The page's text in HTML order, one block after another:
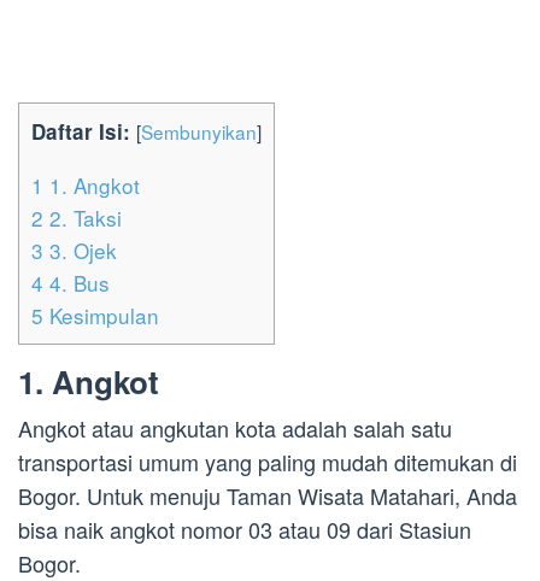
Daftar Isi: [Sembunyikan]
1 1. Angkot
2 2. Taksi
3 3. Ojek
4 4. Bus
5 Kesimpulan
1. Angkot
Angkot atau angkutan kota adalah salah satu
transportasi umum yang paling mudah ditemukan di
Bogor. Untuk menuju Taman Wisata Matahari, Anda
bisa naik angkot nomor 03 atau 09 dari Stasiun
Bogor.